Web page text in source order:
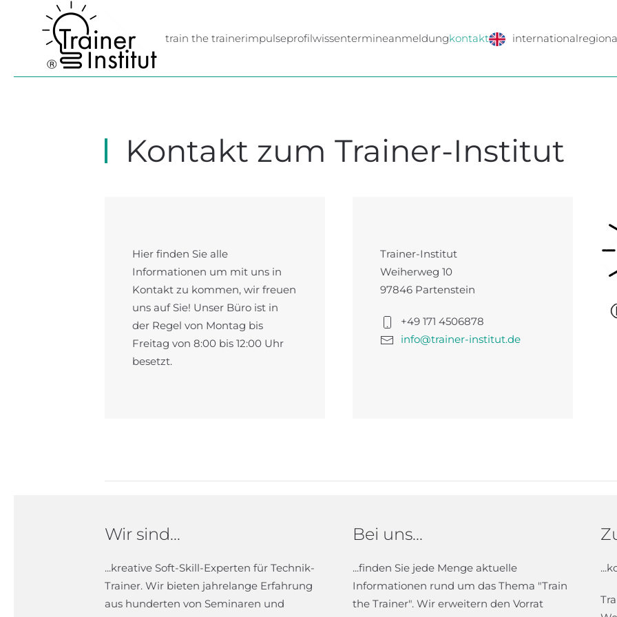
Skip to main content train the trainerimpulseprofilwissentermineanmeldungkontakt international
Kontakt zum Trainer-Institut
Hier finden Sie alle
Informationen um mit uns in
Kontakt zu kommen, wir freuen
uns auf Sie! Unser Büro ist in
der Regel von Montag bis
Freitag von 8:00 bis 12:00 Uhr
besetzt.
Trainer-Institut
Weiherweg 10
97846 Partenstein
+49 171 4506878
info@trainer-institut.de
Wir sind...
...kreative Soft-Skill-Experten für Technik-
Trainer. Wir bieten jahrelange Erfahrung
aus hunderten von Seminaren und
Bei uns...
...finden Sie jede Menge aktuelle
Informationen rund um das Thema "Train
the Trainer". Wir erweitern den Vorrat